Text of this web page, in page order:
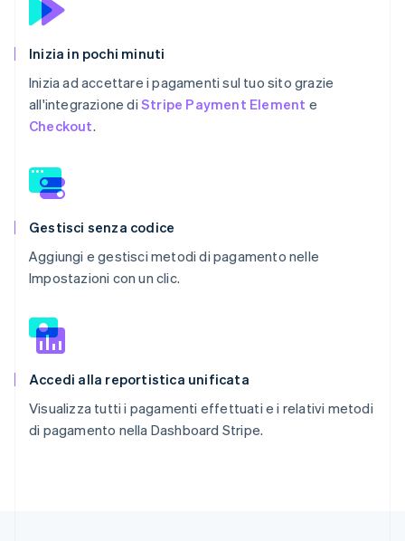
Inizia in pochi minuti
Inizia ad accettare i pagamenti sul tuo sito grazie
all'integrazione di Stripe Payment Element e
Checkout.
Gestisci senza codice
Aggiungi e gestisci metodi di pagamento nelle
Impostazioni con un clic.
Accedi alla reportistica unificata
Visualizza tutti i pagamenti effettuati e i relativi metodi
di pagamento nella Dashboard Stripe.